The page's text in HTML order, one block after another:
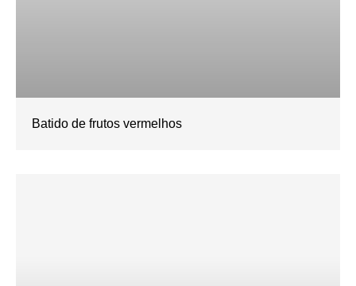
Batido de frutos vermelhos